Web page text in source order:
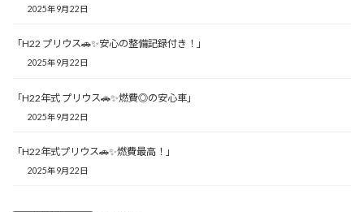
2025年9月22日
「H22 プリウス🚗✨安心の整備記録付き！」
2025年9月22日
「H22年式 プリウス🚗✨燃費◎の安心車」
2025年9月22日
「H22年式プリウス🚗✨燃費最高！」
2025年9月22日